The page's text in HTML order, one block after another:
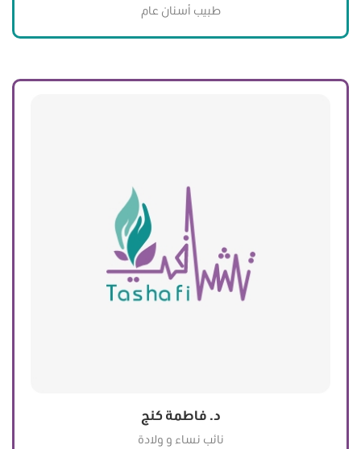
طبيب أسنان عام
د. فاطمة كنج
نائب نساء و ولادة